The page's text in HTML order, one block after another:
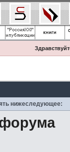
нижеследующее: